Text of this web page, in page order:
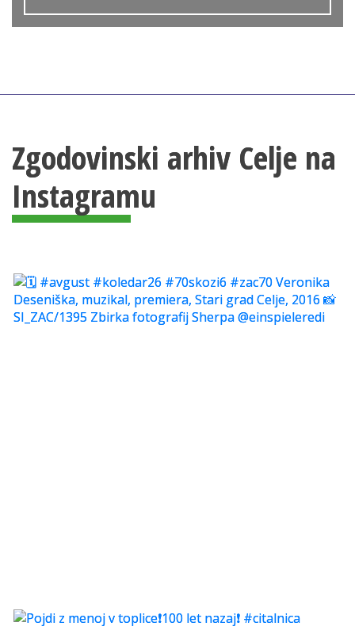
Zgodovinski arhiv Celje na
Instagramu